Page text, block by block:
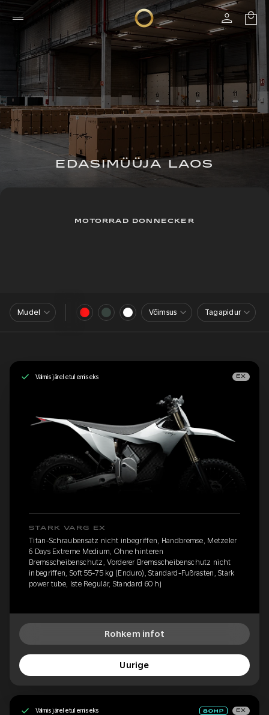
EDASIMÜÜJA LAOS
MOTORRAD DONNECKER
Mudel Võimsus Tagapidur
Valmis järeletulemiseks EX
STARK VARG EX
Titan-Schraubensatz nicht inbegriffen, Handbremse, Metzeler
6 Days Extreme Medium, Ohne hinteren
Bremsscheibenschutz, Vorderer Bremsscheibenschutz nicht
inbegriffen, Soft 55-75 kg (Enduro), Standard-Fußrasten, Stark
power tube, Iste Regulär, Standard 60 hj
Rohkem infot
Uurige
Valmis järeletulemiseks EX